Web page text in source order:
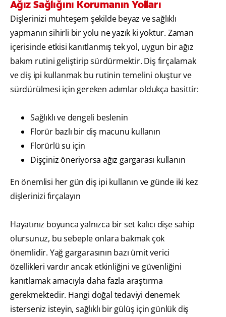
Ağız Sağlığını Korumanın Yolları
Dişlerinizi muhteşem şekilde beyaz ve sağlıklı
yapmanın sihirli bir yolu ne yazık ki yoktur. Zaman
içerisinde etkisi kanıtlanmış tek yol, uygun bir ağız
bakım rutini geliştirip sürdürmektir. Diş fırçalamak
ve diş ipi kullanmak bu rutinin temelini oluştur ve
sürdürülmesi için gereken adımlar oldukça basittir:
Sağlıklı ve dengeli beslenin
Florür bazlı bir diş macunu kullanın
Florürlü su için
Dişçiniz öneriyorsa ağız gargarası kullanın
En önemlisi her gün diş ipi kullanın ve günde iki kez
dişlerinizi fırçalayın
Hayatınız boyunca yalnızca bir set kalıcı dişe sahip
olursunuz, bu sebeple onlara bakmak çok
önemlidir. Yağ gargarasının bazı ümit verici
özellikleri vardır ancak etkinliğini ve güvenliğini
kanıtlamak amacıyla daha fazla araştırma
gerekmektedir. Hangi doğal tedaviyi denemek
isterseniz isteyin, sağlıklı bir gülüş için günlük diş